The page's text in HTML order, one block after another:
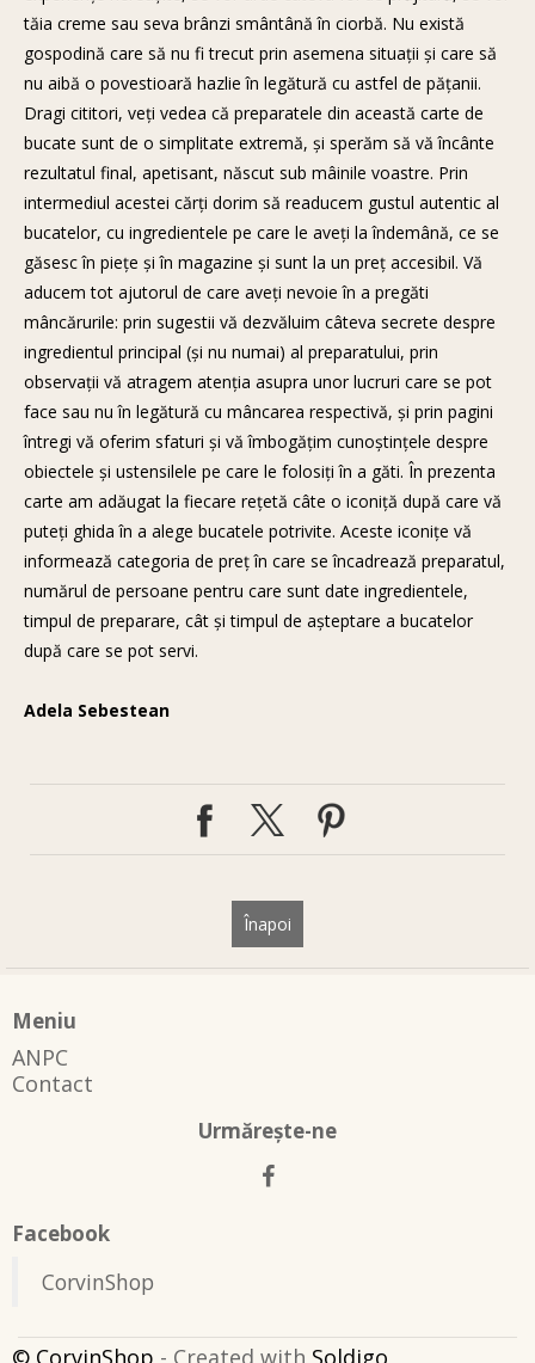
tăia creme sau seva brânzi smântână în ciorbă. Nu există
gospodină care să nu fi trecut prin asemena situaţii şi care să
nu aibă o povestioară hazlie în legătură cu astfel de păţanii.
Dragi cititori, veţi vedea că preparatele din această carte de
bucate sunt de o simplitate extremă, şi sperăm să vă încânte
rezultatul final, apetisant, născut sub mâinile voastre. Prin
intermediul acestei cărţi dorim să readucem gustul autentic al
bucatelor, cu ingredientele pe care le aveţi la îndemână, ce se
găsesc în pieţe şi în magazine şi sunt la un preţ accesibil. Vă
aducem tot ajutorul de care aveţi nevoie în a pregăti
mâncărurile: prin sugestii vă dezvăluim câteva secrete despre
ingredientul principal (şi nu numai) al preparatului, prin
observaţii vă atragem atenţia asupra unor lucruri care se pot
face sau nu în legătură cu mâncarea respectivă, şi prin pagini
întregi vă oferim sfaturi şi vă îmbogăţim cunoştinţele despre
obiectele şi ustensilele pe care le folosiţi în a găti. În prezenta
carte am adăugat la fiecare reţetă câte o iconiţă după care vă
puteţi ghida în a alege bucatele potrivite. Aceste iconiţe vă
informează categoria de preţ în care se încadrează preparatul,
numărul de persoane pentru care sunt date ingredientele,
timpul de preparare, cât şi timpul de aşteptare a bucatelor
după care se pot servi.
Adela Sebestean
Înapoi
Meniu
ANPC
Contact
Urmăreşte-ne
Facebook
CorvinShop
© CorvinShop - Created with Soldigo